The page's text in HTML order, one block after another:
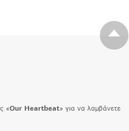
«Our Heartbeat» για να λαμβάνετε